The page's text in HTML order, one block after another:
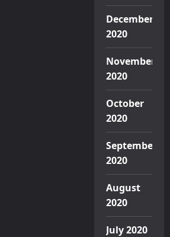
December
2020
November
2020
October
2020
September
2020
August
2020
July 2020